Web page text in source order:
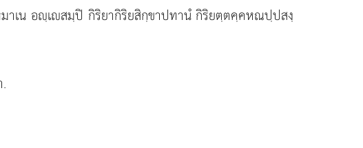
าเน อฺเสมฺปิ กิริยากิริยสิกฺขาปทานํ กิริยตฺตคฺคหณปฺปสงฺ